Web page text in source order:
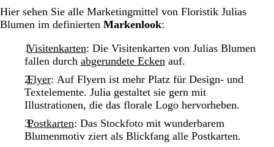
Hier sehen Sie alle Marketingmittel von Floristik Julias
Blumen im definierten Markenlook:
Visitenkarten: Die Visitenkarten von Julias Blumen
fallen durch abgerundete Ecken auf.
Flyer: Auf Flyern ist mehr Platz für Design- und
Textelemente. Julia gestaltet sie gern mit
Illustrationen, die das florale Logo hervorheben.
Postkarten: Das Stockfoto mit wunderbarem
Blumenmotiv ziert als Blickfang alle Postkarten.